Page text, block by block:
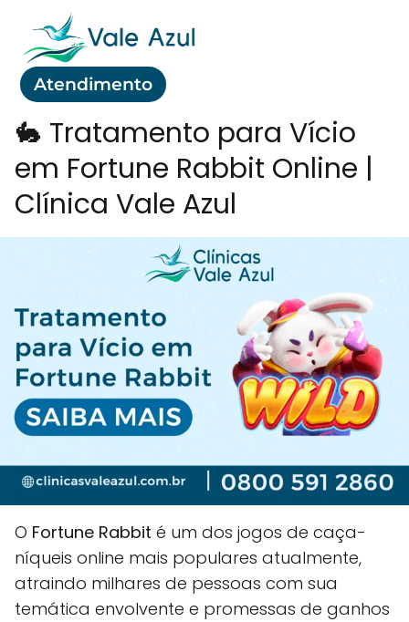
Atendimento
🐇 Tratamento para Vício
em Fortune Rabbit Online |
Clínica Vale Azul
O Fortune Rabbit é um dos jogos de caça-
níqueis online mais populares atualmente,
atraindo milhares de pessoas com sua
temática envolvente e promessas de ganhos